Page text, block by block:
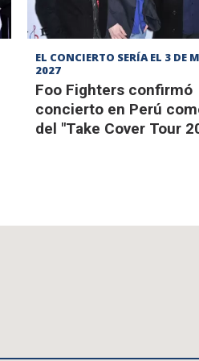
EL CONCIERTO SERÍA EL 3 DE
2027
Foo Fighters confirmó
concierto en Perú
del "Take Cover Tour